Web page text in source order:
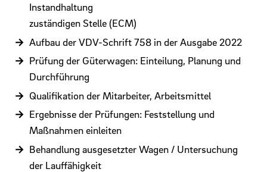
Instandhaltung
zuständigen Stelle (ECM)
Aufbau der VDV-Schrift 758 in der Ausgabe 2022
Prüfung der Güterwagen: Einteilung, Planung und
Durchführung
Qualifikation der Mitarbeiter, Arbeitsmittel
Ergebnisse der Prüfungen: Feststellung und
Maßnahmen einleiten
Behandlung ausgesetzter Wagen / Untersuchung
der Lauffähigkeit